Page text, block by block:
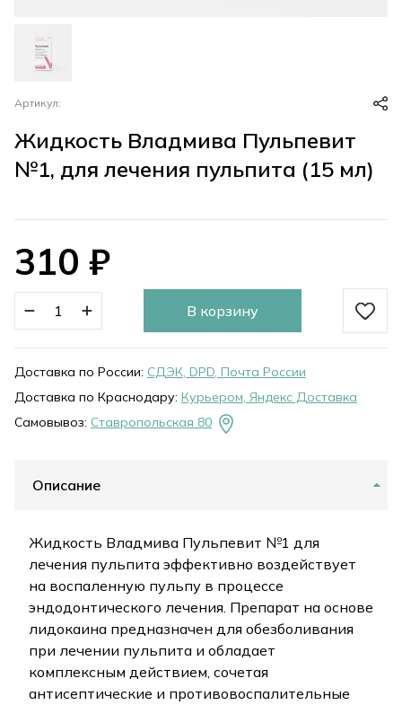
Артикул:
Жидкость Владмива Пульпевит
№1, для лечения пульпита (15 мл)
310 ₽
В корзину
Доставка по России: СДЭК, DPD, Почта России
Доставка по Краснодару: Курьером, Яндекс Доставка
Самовывоз: Ставропольская 80
Описание
Жидкость Владмива Пульпевит №1 для
лечения пульпита эффективно воздействует
на воспаленную пульпу в процессе
эндодонтического лечения. Препарат на основе
лидокаина предназначен для обезболивания
при лечении пульпита и обладает
комплексным действием, сочетая
антисептические и противовоспалительные